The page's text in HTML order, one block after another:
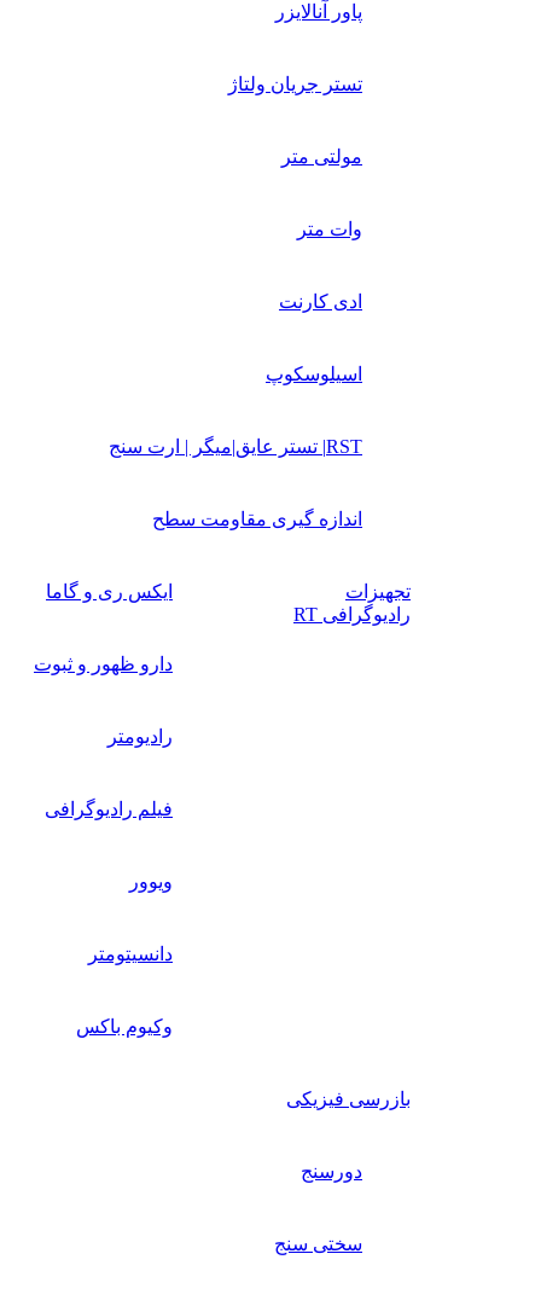
پاور آنالایزر
تستر جریان ولتاژ
مولتی متر
وات متر
ادی کارنت
اسیلوسکوپ
RST| تستر عایق|میگر | ارت سنج
اندازه گیری مقاومت سطح
تجهیزات
رادیوگرافی RT
ایکس ری و گاما
دارو ظهور و ثبوت
رادیومتر
فیلم رادیوگرافی
ویوور
دانسیتومتر
وکیوم باکس
بازرسی فیزیکی
دورسنج
سختی سنج